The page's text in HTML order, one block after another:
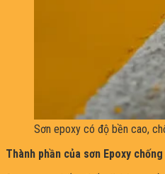
Sơn epoxy có độ bền cao,
Thành phần của sơn Epoxy